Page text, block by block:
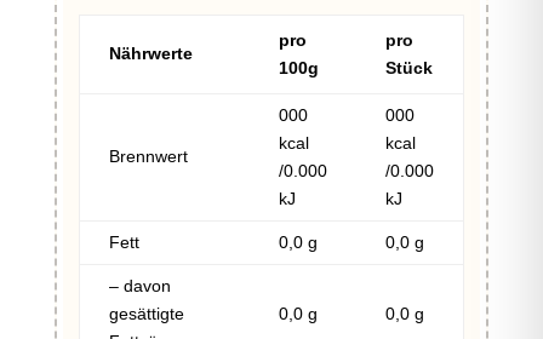
Nährwerte
pro
100g
pro
Stück
Brennwert
000
kcal
/0.000
kJ
000
kcal
/0.000
kJ
Fett 0,0 g 0,0 g
– davon
gesättigte
0,0 g 0,0 g